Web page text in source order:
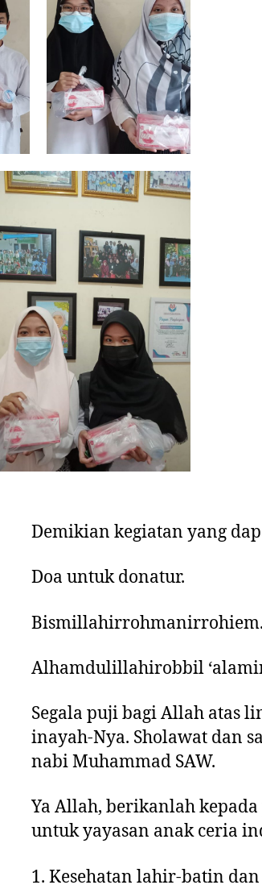
Demikian kegiatan yang
Doa untuk donatur.
Bismillahirrohmanirrohiem.
Alhamdulillahirobbil
Segala puji bagi Allah atas
inayah-Nya. Sholawat dan
nabi Muhammad SAW.
Ya Allah, berikanlah
untuk yayasan anak ceria
1. Kesehatan lahir-batin